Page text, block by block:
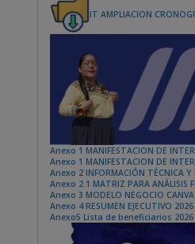
IT AMPLIACION
Anexo 1 MANIFESTACION DE
Anexo 1 MANIFESTACION DE
Anexo 2 INFORMACIÓN TÉCNICA Y
Anexo 2.1 MATRIZ PARA ANÁLISIS
Anexo 3 MODELO NEGOCIO
Anexo 4 RESUMEN EJECUTIVO 2026
Anexo5 Lista de beneficiarios 2026